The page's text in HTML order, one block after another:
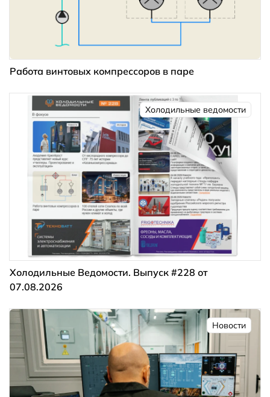
Работа винтовых компрессоров в паре
Холодильные ведомости
Холодильные Ведомости. Выпуск #228 от
07.08.2026
Новости